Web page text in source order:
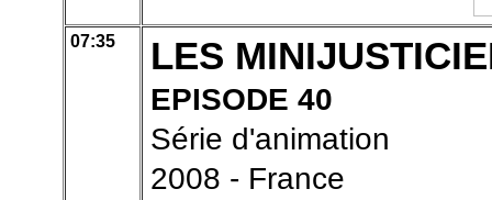
07:35 LES
EPISODE 40
Série d'animation
2008 - France